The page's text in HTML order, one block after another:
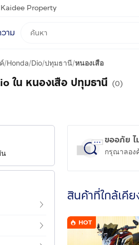
Kaidee Property
าม
/Honda/Dio/ปทุมธานี/หนองเสือ
ใน หนองเสือ ปทุมธานี (0)
น
ขออภัย
กรุณาลอง
สินค้าที่ใกล้เคีย
HOT